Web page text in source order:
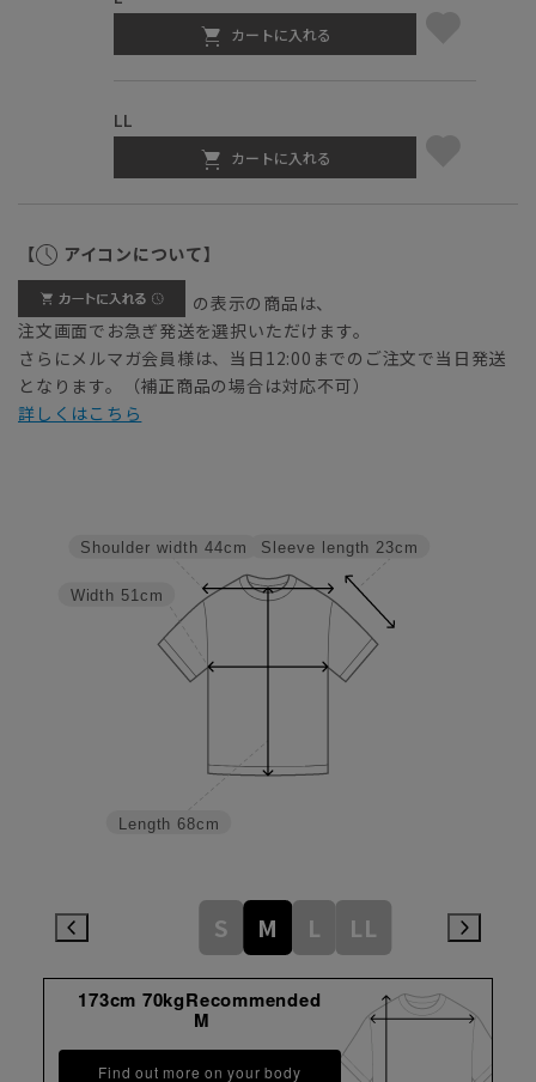
カートに入れる
LL
カートに入れる
【 アイコンについて】
の表示の商品は、
注文画面でお急ぎ発送を選択いただけます。
さらにメルマガ会員様は、当日12:00までのご注文で当日発送
となります。（補正商品の場合は対応不可）
詳しくはこちら
Sleeve length 23cm
Length 68cm
Width 51cm
Shoulder width 44cm
S M L LL
173cm 70kgRecommended
M
Find out more on your body